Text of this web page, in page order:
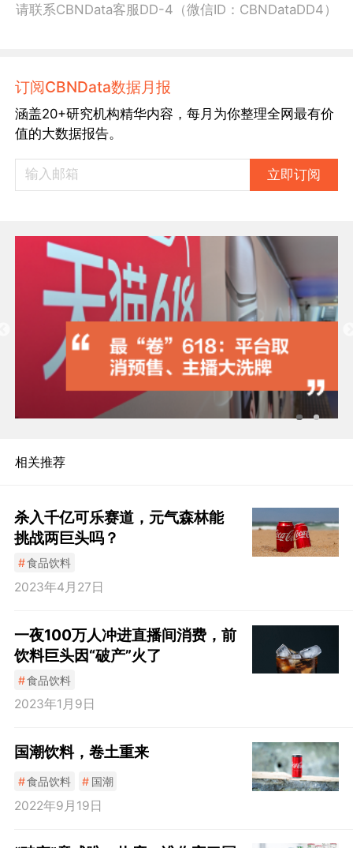
请联系CBNData客服DD-4（微信ID：CBNDataDD4）
订阅CBNData数据月报
涵盖20+研究机构精华内容，每月为你整理全网最有价
值的大数据报告。
立即订阅
相关推荐
杀入千亿可乐赛道，元气森林能
挑战两巨头吗？
#食品饮料
2023年4月27日
一夜100万人冲进直播间消费，前
饮料巨头因“破产”火了
#食品饮料
2023年1月9日
国潮饮料，卷土重来
#食品饮料 # 国潮
2022年9月19日